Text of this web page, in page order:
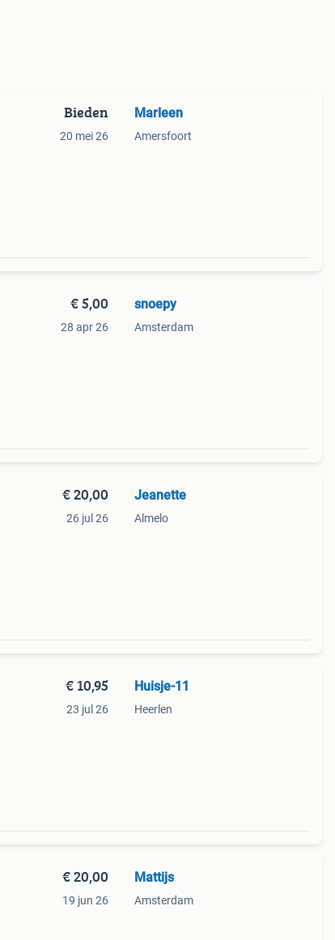
Bieden
20 mei 26
Marleen
Amersfoort
€ 5,00
28 apr 26
snoepy
Amsterdam
€ 20,00
26 jul 26
Jeanette
Almelo
€ 10,95
23 jul 26
Huisje-11
Heerlen
€ 20,00
19 jun 26
Mattijs
Amsterdam